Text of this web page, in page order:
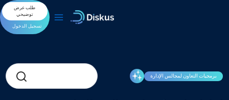
طلب عرض
توضيحي
تسجيل الدخول
برمجيات التعاون لمجالس الإدارة